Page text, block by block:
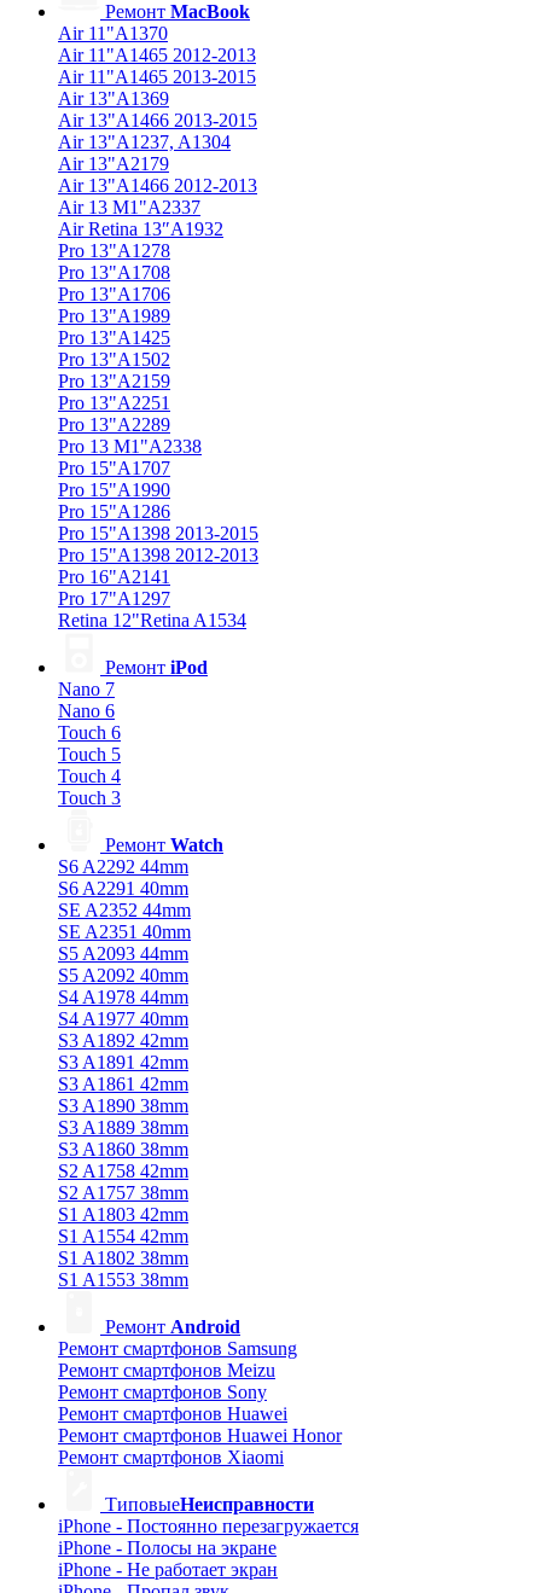
Ремонт MacBook
Air 11"A1370
Air 11"A1465 2012-2013
Air 11"A1465 2013-2015
Air 13"A1369
Air 13"A1466 2013-2015
Air 13"A1237, A1304
Air 13"A2179
Air 13"A1466 2012-2013
Air 13 M1"A2337
Air Retina 13″A1932
Pro 13"A1278
Pro 13"A1708
Pro 13"A1706
Pro 13"A1989
Pro 13"A1425
Pro 13"A1502
Pro 13"A2159
Pro 13"A2251
Pro 13"A2289
Pro 13 M1"A2338
Pro 15"A1707
Pro 15"A1990
Pro 15"A1286
Pro 15"A1398 2013-2015
Pro 15"A1398 2012-2013
Pro 16"A2141
Pro 17"A1297
Retina 12"Retina A1534
Ремонт iPod
Nano 7
Nano 6
Touch 6
Touch 5
Touch 4
Touch 3
Ремонт Watch
S6 A2292 44mm
S6 A2291 40mm
SE A2352 44mm
SE A2351 40mm
S5 A2093 44mm
S5 A2092 40mm
S4 A1978 44mm
S4 A1977 40mm
S3 A1892 42mm
S3 A1891 42mm
S3 A1861 42mm
S3 A1890 38mm
S3 A1889 38mm
S3 A1860 38mm
S2 A1758 42mm
S2 A1757 38mm
S1 A1803 42mm
S1 A1554 42mm
S1 A1802 38mm
S1 A1553 38mm
Ремонт Android
Ремонт смартфонов Samsung
Ремонт смартфонов Meizu
Ремонт смартфонов Sony
Ремонт смартфонов Huawei
Ремонт смартфонов Huawei Honor
Ремонт смартфонов Xiaomi
ТиповыеНеисправности
iPhone - Постоянно перезагружается
iPhone - Полосы на экране
iPhone - Не работает экран